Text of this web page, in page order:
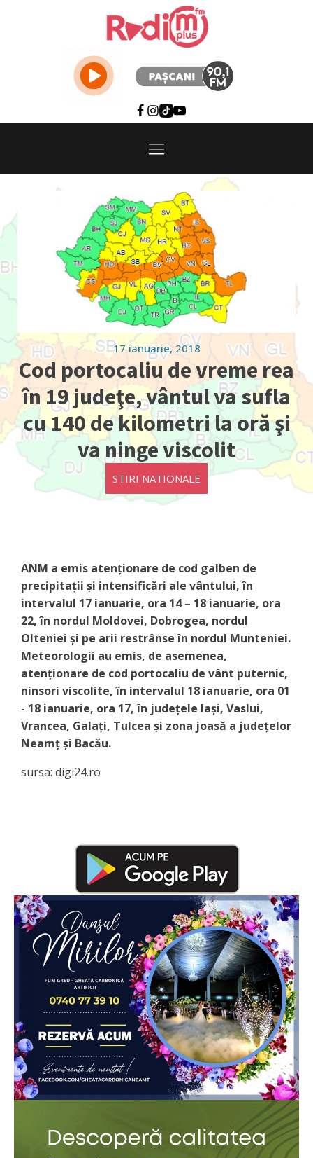
17 ianuarie, 2018
Cod portocaliu de vreme rea
în 19 judeţe, vântul va sufla
cu 140 de kilometri la oră şi
va ninge viscolit
STIRI NATIONALE
ANM a emis atenționare de cod galben de
precipitații și intensificări ale vântului, în
intervalul 17 ianuarie, ora 14 – 18 ianuarie, ora
22, în nordul Moldovei, Dobrogea, nordul
Olteniei și pe arii restrânse în nordul Munteniei.
Meteorologii au emis, de asemenea,
atenționare de cod portocaliu de vânt puternic,
ninsori viscolite, în intervalul 18 ianuarie, ora 01
- 18 ianuarie, ora 17, în județele Iași, Vaslui,
Vrancea, Galați, Tulcea și zona joasă a județelor
Neamț și Bacău.
sursa: digi24.ro